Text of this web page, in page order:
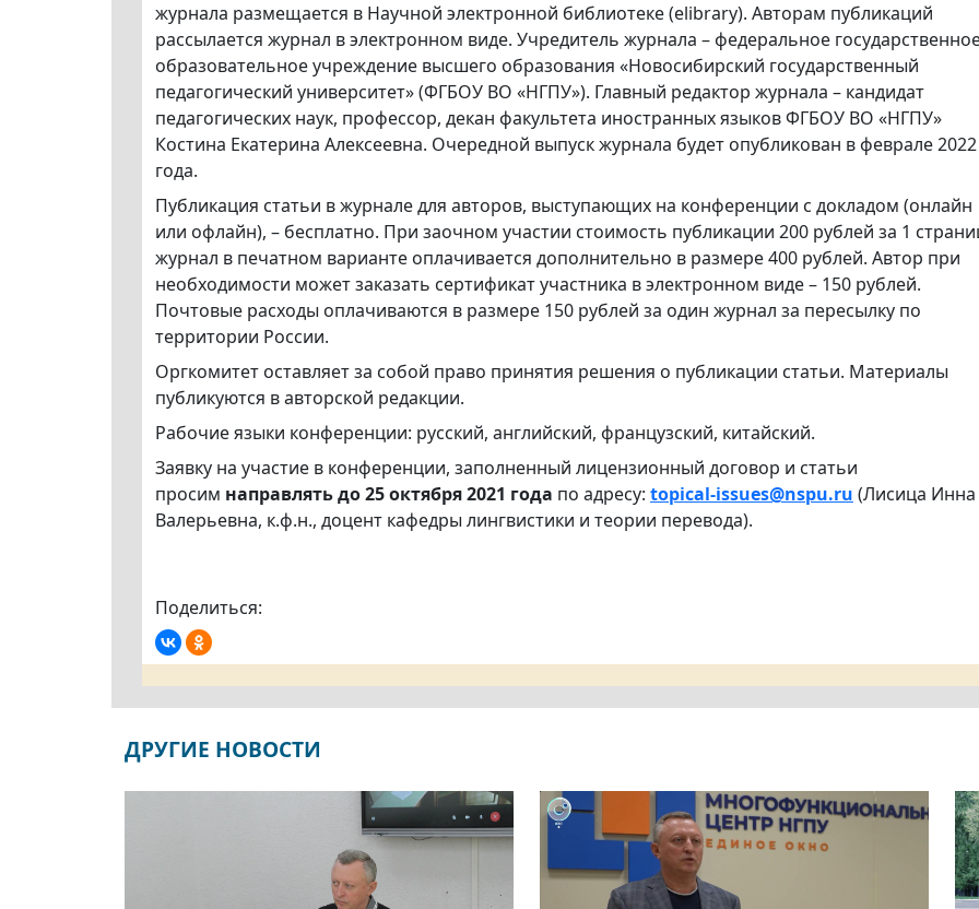
журнала размещается в Научной электронной библиотеке (elibrary). Авторам публикаций
рассылается журнал в электронном виде. Учредитель журнала – федеральное
образовательное учреждение высшего образования «Новосибирский государственный
педагогический университет» (ФГБОУ ВО «НГПУ»). Главный редактор журнала – кандидат
педагогических наук, профессор, декан факультета иностранных языков ФГБОУ ВО «НГПУ»
Костина Екатерина Алексеевна. Очередной выпуск журнала будет опубликован в феврале 2022
года.
Публикация статьи в журнале для авторов, выступающих на конференции с докладом (онлайн
или офлайн), – бесплатно. При заочном участии стоимость публикации 200 рублей за 1
журнал в печатном варианте оплачивается дополнительно в размере 400 рублей. Автор при
необходимости может заказать сертификат участника в электронном виде – 150 рублей.
Почтовые расходы оплачиваются в размере 150 рублей за один журнал за пересылку по
территории России.
Оргкомитет оставляет за собой право принятия решения о публикации статьи. Материалы
публикуются в авторской редакции.
Рабочие языки конференции: русский, английский, французский, китайский.
Заявку на участие в конференции, заполненный лицензионный договор и статьи
просим направлять до 25 октября 2021 года по адресу: topical-issues@nspu.ru (Лисица Инна
Валерьевна, к.ф.н., доцент кафедры лингвистики и теории перевода).
Поделиться:
ДРУГИЕ НОВОСТИ